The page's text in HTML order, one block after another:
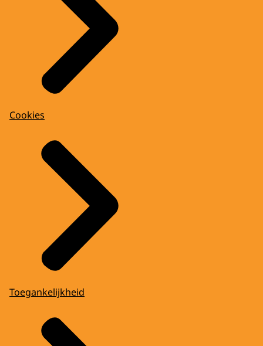
Cookies
Toegankelijkheid